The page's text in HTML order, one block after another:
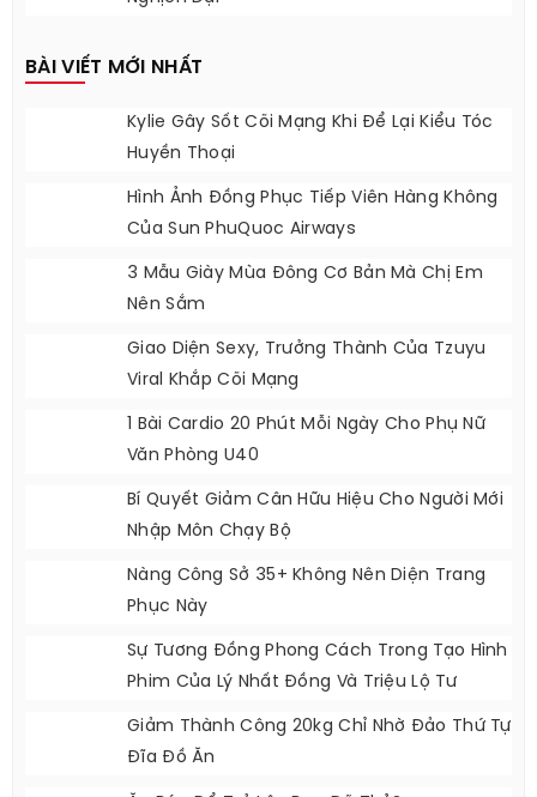
BÀI VIẾT MỚI NHẤT
Kylie Gây Sốt Cõi Mạng Khi Để Lại Kiểu Tóc
Huyền Thoại
Hình Ảnh Đồng Phục Tiếp Viên Hàng Không
Của Sun PhuQuoc Airways
3 Mẫu Giày Mùa Đông Cơ Bản Mà Chị Em
Nên Sắm
Giao Diện Sexy, Trưởng Thành Của Tzuyu
Viral Khắp Cõi Mạng
1 Bài Cardio 20 Phút Mỗi Ngày Cho Phụ Nữ
Văn Phòng U40
Bí Quyết Giảm Cân Hữu Hiệu Cho Người Mới
Nhập Môn Chạy Bộ
Nàng Công Sở 35+ Không Nên Diện Trang
Phục Này
Sự Tương Đồng Phong Cách Trong Tạo Hình
Phim Của Lý Nhất Đồng Và Triệu Lộ Tư
Giảm Thành Công 20kg Chỉ Nhờ Đảo Thứ Tự
Đĩa Đồ Ăn